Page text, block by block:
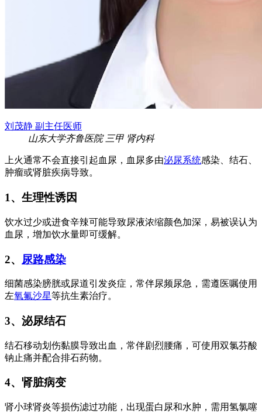
刘茂静 副主任医师
山东大学齐鲁医院 三甲 肾内科
上火通常不会直接引起血尿，血尿多由泌尿系统感染、结石、
肿瘤或肾脏疾病导致。
1、生理性诱因
饮水过少或进食辛辣可能导致尿液浓缩颜色加深，易被误认为
血尿，增加饮水量即可缓解。
2、 尿路感染
细菌感染膀胱或尿道引发炎症，常伴尿频尿急，需遵医嘱使用
左氧氟沙星等抗生素治疗。
3、泌尿结石
结石移动划伤黏膜导致出血，常伴剧烈腰痛，可使用双氯芬酸
钠止痛并配合排石药物。
4、肾脏病变
肾小球肾炎等损伤滤过功能，出现蛋白尿和水肿，需用氢氯噻